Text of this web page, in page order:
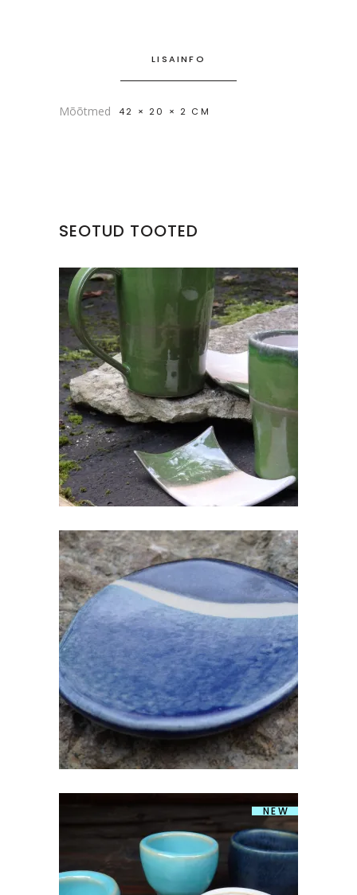
LISAINFO
Mõõtmed 42 × 20 × 2 CM
SEOTUD TOOTED
TEEPAKIHOIDJA/SEEBIALUS
€ 6.00
KERAAMILINE TALDRIK
€15.00
NEW
KERAAMILINE MUNATOPS